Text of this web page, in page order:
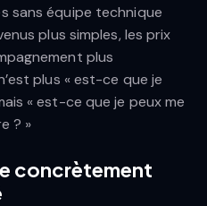
sans équipe technique
plus simples, les prix
plus
plus « est-ce que je
« est-ce que je peux me
? »
concrètement